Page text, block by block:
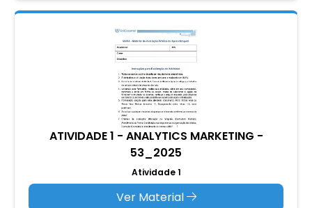
ATIVIDADE 1 - ANALYTICS MARKETING -
53_2025
Atividade 1
Ver Material